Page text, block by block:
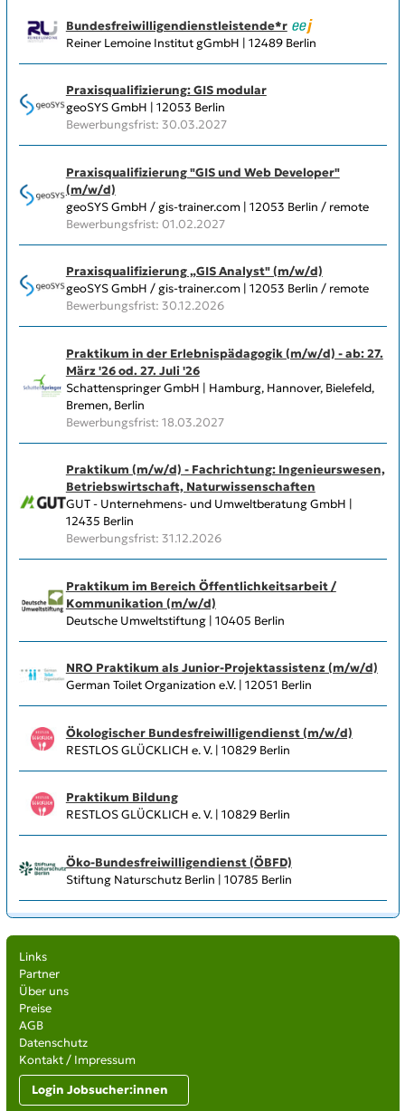
Bundesfreiwilligendienstleistende*r
Reiner Lemoine Institut gGmbH | 12489 Berlin
Praxisqualifizierung: GIS modular
geoSYS GmbH | 12053 Berlin
Bewerbungsfrist: 30.03.2027
Praxisqualifizierung "GIS und Web Developer"
(m/w/d)
geoSYS GmbH / gis-trainer.com | 12053 Berlin / remote
Bewerbungsfrist: 01.02.2027
Praxisqualifizierung „GIS Analyst" (m/w/d)
geoSYS GmbH / gis-trainer.com | 12053 Berlin / remote
Bewerbungsfrist: 30.12.2026
Praktikum in der Erlebnispädagogik (m/w/d) - ab: 27.
März '26 od. 27. Juli '26
Schattenspringer GmbH | Hamburg, Hannover, Bielefeld,
Bremen, Berlin
Bewerbungsfrist: 18.03.2027
Praktikum (m/w/d) - Fachrichtung: Ingenieurswesen,
Betriebswirtschaft, Naturwissenschaften
GUT - Unternehmens- und Umweltberatung GmbH |
12435 Berlin
Bewerbungsfrist: 31.12.2026
Praktikum im Bereich Öffentlichkeitsarbeit /
Kommunikation (m/w/d)
Deutsche Umweltstiftung | 10405 Berlin
NRO Praktikum als Junior-Projektassistenz (m/w/d)
German Toilet Organization e.V. | 12051 Berlin
Ökologischer Bundesfreiwilligendienst (m/w/d)
RESTLOS GLÜCKLICH e. V. | 10829 Berlin
Praktikum Bildung
RESTLOS GLÜCKLICH e. V. | 10829 Berlin
Öko-Bundesfreiwilligendienst (ÖBFD)
Stiftung Naturschutz Berlin | 10785 Berlin
Links
Partner
Über uns
Preise
AGB
Datenschutz
Kontakt / Impressum
Login Jobsucher:innen